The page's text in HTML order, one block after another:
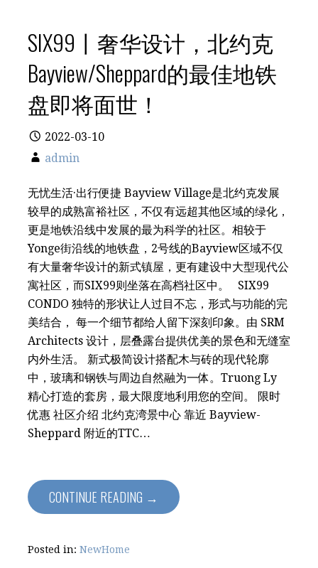
SIX99丨奢华设计，北约克
Bayview/Sheppard的最佳地铁
盘即将面世！
2022-03-10
admin
无忧生活·出行便捷 Bayview Village是北约克发展
较早的成熟富裕社区，不仅有远超其他区域的绿化，
更是地铁沿线中发展的最为科学的社区。相较于
Yonge街沿线的地铁盘，2号线的Bayview区域不仅
有大量奢华设计的新式镇屋，更有建设中大型现代公
寓社区，而SIX99则坐落在高档社区中。 SIX99
CONDO 独特的形状让人过目不忘，形式与功能的完
美结合， 每一个细节都给人留下深刻印象。由 SRM
Architects 设计，层叠露台提供优美的景色和无缝室
内外生活。 新式极简设计搭配木与砖的现代轮廓
中，玻璃和钢铁与周边自然融为一体。Truong Ly
精心打造的套房，最大限度地利用您的空间。 限时
优惠 社区介绍 北约克湾景中心 靠近 Bayview-
Sheppard 附近的TTC…
CONTINUE READING →
Posted in: NewHome